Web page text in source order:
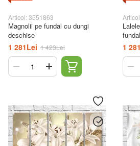
Articol: 3551863
Magnolii pe fundal cu dungi
deschise
1 281Lei 1 423Lei 1